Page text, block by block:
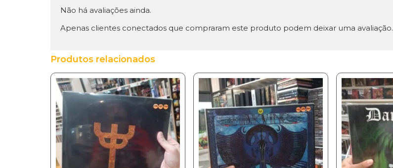
Não há avaliações ainda.
Apenas clientes conectados que compraram este produto podem deixar uma avaliação.
Produtos relacionados